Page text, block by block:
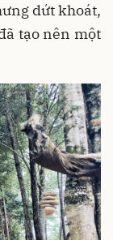
dứt khoát,
tạo nên một